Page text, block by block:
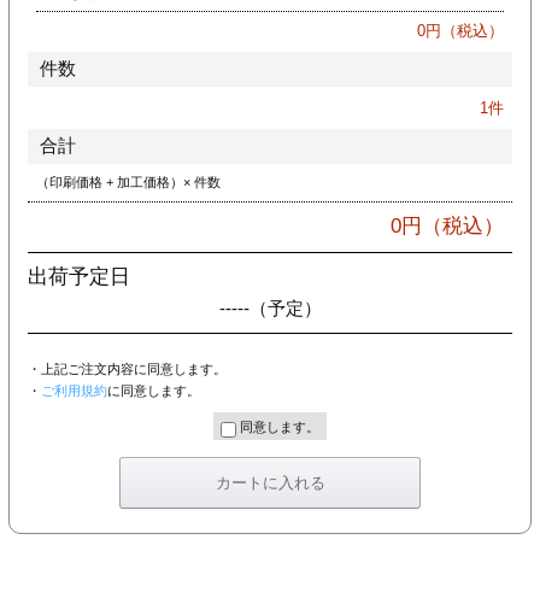
加工
印刷
リーブ
0円（税込）
件数
1件
合計
（印刷価格 + 加工価格）× 件数
0円（税込）
出荷予定日
-----（予定）
・上記ご注文内容に同意します。
・ ご利用規約に同意します。
同意します。